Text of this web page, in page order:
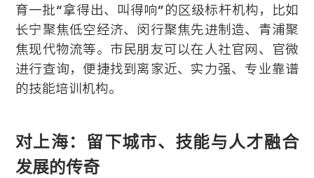
育一批“拿得出、叫得响”的区级标杆机构，比如
长宁聚焦低空经济、闵行聚焦先进制造、青浦聚
焦现代物流等。 市民朋友可以在人社官网、官微
进行查询，便捷找到离家近、实力强、专业靠谱
的技能培训机构。
对上海：留下城市、技能与人才融合
发展的传奇